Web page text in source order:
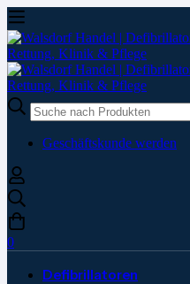
Suche
nach:
Geschäftskunde werden
0
Defibrillatoren